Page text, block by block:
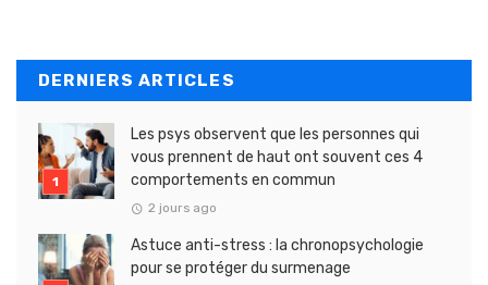
DERNIERS ARTICLES
Les psys observent que les personnes qui
vous prennent de haut ont souvent ces 4
comportements en commun
2 jours ago
Astuce anti-stress : la chronopsychologie
pour se protéger du surmenage